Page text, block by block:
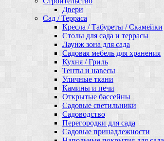
Двери
Сад / Терраса
Кресла / Табуреты / Скамейки
Столы для сада и террасы
Лаунж зона для сада
Садовая мебель для хранения
Кухня / Гриль
Тенты и навесы
Уличные ткани
Камины и печи
Открытые бассейны
Садовые светильники
Садоводство
Перегородки для сада
Садовые принадлежности